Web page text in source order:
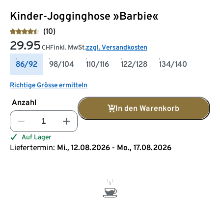
Kinder-Jogginghose »Barbie«
(10)
29.95 CHFinkl. MwSt.zzgl. Versandkosten
86/92 98/104 110/116 122/128 134/140
Richtige Grösse ermitteln
Anzahl
In den Warenkorb
Auf Lager
Liefertermin: Mi., 12.08.2026 - Mo., 17.08.2026